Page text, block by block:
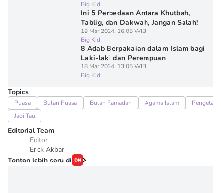
Big Kid
Ini 5 Perbedaan Antara Khutbah,
Tablig, dan Dakwah, Jangan Salah!
18 Mar 2024, 16:05 WIB
Big Kid
8 Adab Berpakaian dalam Islam bagi
Laki-laki dan Perempuan
18 Mar 2024, 13:05 WIB
Big Kid
Topics
Puasa Bulan Puasa Bulan Ramadan Agama Islam
Jadi Tau
Editorial Team
Editor
Erick Akbar
Tonton lebih seru di